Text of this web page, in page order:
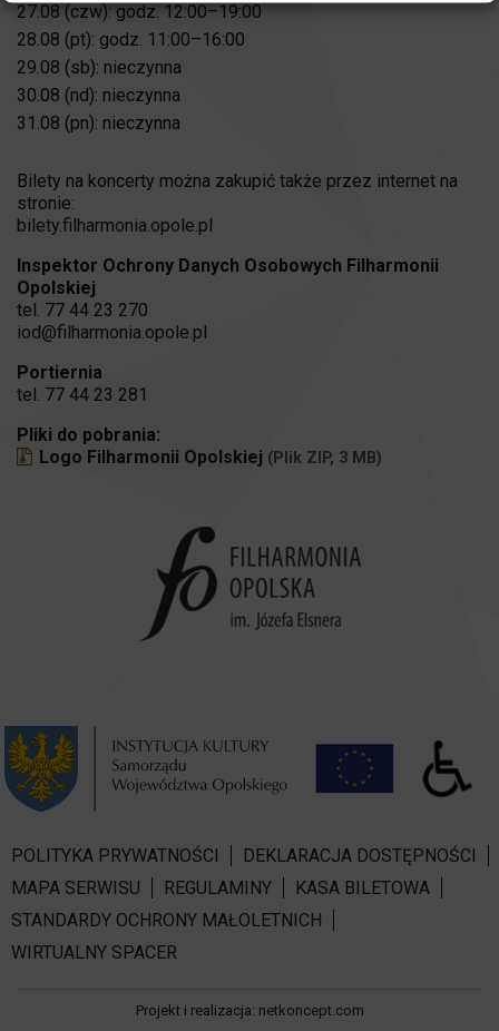
27.08 (czw): godz. 12:00–19:00
28.08 (pt): godz. 11:00–16:00
29.08 (sb): nieczynna
30.08 (nd): nieczynna
31.08 (pn): nieczynna
Bilety na koncerty można zakupić także przez internet na
stronie:
bilety.filharmonia.opole.pl
Inspektor Ochrony Danych Osobowych Filharmonii
Opolskiej
tel. 77 44 23 270
iod@filharmonia.opole.pl
Portiernia
tel. 77 44 23 281
Pliki do pobrania:
Logo Filharmonii Opolskiej (Plik ZIP, 3 MB)
POLITYKA PRYWATNOŚCI
DEKLARACJA DOSTĘPNOŚCI
MAPA SERWISU
REGULAMINY
KASA BILETOWA
STANDARDY OCHRONY MAŁOLETNICH
WIRTUALNY SPACER
Projekt i realizacja: netkoncept.com